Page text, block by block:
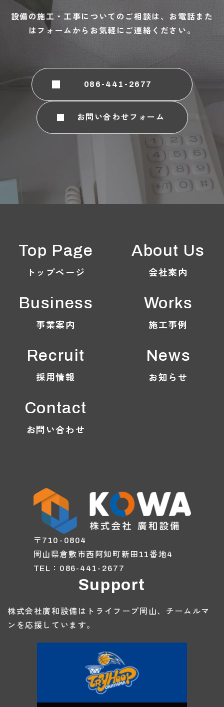
設備の施工・工事についてのご相談は、お電話また
はフォームからお気軽にご連絡ください。
086-441-2677
お問い合わせフォーム
トップページ
Top Page
会社案内
About Us
事業案内
Business
施工事例
Works
採用情報
Recruit
お知らせ
News
お問い合わせ
Contact
〒710-0804
岡山県倉敷市西阿知町新田11番地4
TEL：086-441-2677
Support
株式会社廣和設備はトライフープ岡山、チームルマ
ンを応援しています。